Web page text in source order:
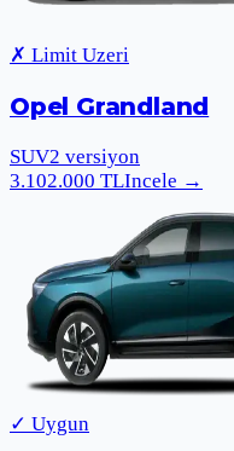
✗ Limit Uzeri
Opel Grandland
SUV2 versiyon
3.102.000 TLIncele →
✓ Uygun